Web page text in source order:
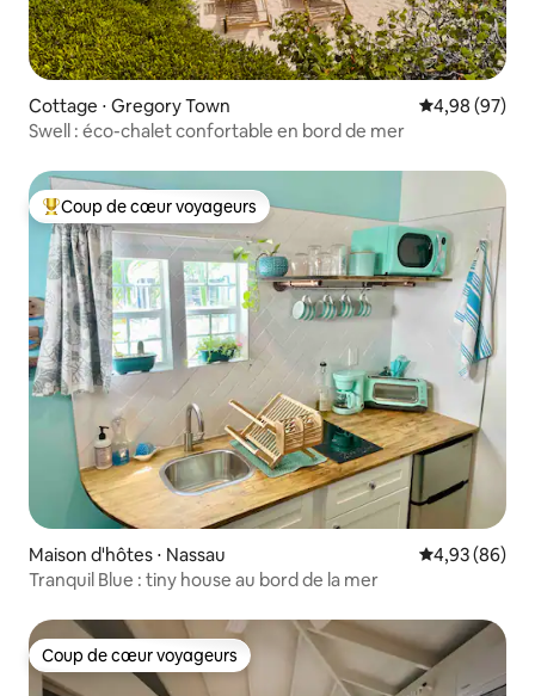
Cottage ⋅ Gregory Town Évaluation
4,98 (97)
Swell : éco-chalet confortable en bord de mer
Coups de cœur voyageurs les plus appréciés
Coup de cœur voyageurs
Maison d'hôtes ⋅ Nassau Évaluation
4,93 (86)
Tranquil Blue : tiny house au bord de la mer
Coup de cœur voyageurs
Coup de cœur voyageurs